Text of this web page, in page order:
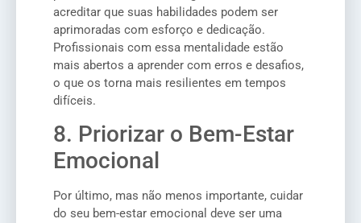
acreditar que suas habilidades podem ser
aprimoradas com esforço e dedicação.
Profissionais com essa mentalidade estão
mais abertos a aprender com erros e desafios,
o que os torna mais resilientes em tempos
difíceis.
8. Priorizar o Bem-Estar
Emocional
Por último, mas não menos importante, cuidar
do seu bem-estar emocional deve ser uma